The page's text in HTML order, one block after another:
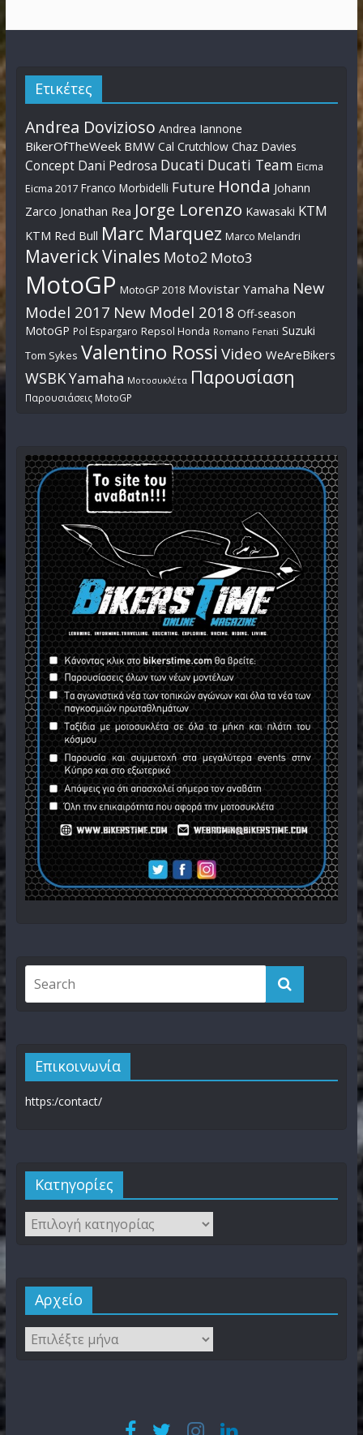
Ετικέτες
Andrea Dovizioso Andrea Iannone
BikerOfTheWeek BMW Cal Crutchlow Chaz Davies
Concept Dani Pedrosa Ducati Ducati Team Eicma
Eicma 2017 Franco Morbidelli Future Honda Johann
Zarco Jonathan Rea Jorge Lorenzo Kawasaki KTM
KTM Red Bull Marc Marquez Marco Melandri
Maverick Vinales Moto2 Moto3
MotoGP MotoGP 2018 Movistar Yamaha New
Model 2017 New Model 2018 Off-season
MotoGP Pol Espargaro Repsol Honda Romano Fenati Suzuki
Tom Sykes Valentino Rossi Video WeAreBikers
WSBKYamaha Μοτοσυκλέτα Παρουσίαση
Παρουσιάσεις MotoGP
Επικοινωνία
https:/contact/
Kατηγορίες
Αρχείο